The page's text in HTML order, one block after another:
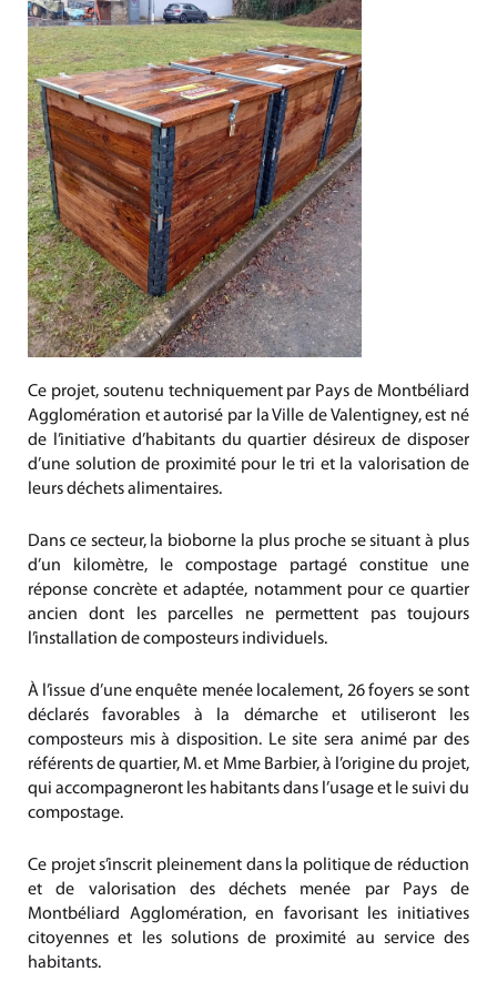
Ce projet, soutenu techniquement par Pays de Montbéliard
Agglomération et autorisé par la Ville de Valentigney, est né
de l’initiative d’habitants du quartier désireux de disposer
d’une solution de proximité pour le tri et la valorisation de
leurs déchets alimentaires.
Dans ce secteur, la bioborne la plus proche se situant à plus
d’un kilomètre, le compostage partagé constitue une
réponse concrète et adaptée, notamment pour ce quartier
ancien dont les parcelles ne permettent pas toujours
l’installation de composteurs individuels.
À l’issue d’une enquête menée localement, 26 foyers se sont
déclarés favorables à la démarche et utiliseront les
composteurs mis à disposition. Le site sera animé par des
référents de quartier, M. et Mme Barbier, à l’origine du projet,
qui accompagneront les habitants dans l’usage et le suivi du
compostage.
Ce projet s’inscrit pleinement dans la politique de réduction
et de valorisation des déchets menée par Pays de
Montbéliard Agglomération, en favorisant les initiatives
citoyennes et les solutions de proximité au service des
habitants.